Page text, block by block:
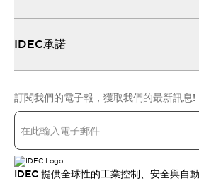
IDEC承諾
訂閱我們的電子報，獲取我們的最新訊息!
IDEC 提供全球性的工業控制、安全與自